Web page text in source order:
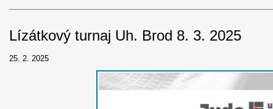
Lízátkový turnaj Uh. Brod 8. 3. 2025
25. 2. 2025